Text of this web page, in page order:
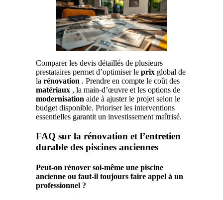
Comparer les devis détaillés de plusieurs
prestataires permet d’optimiser le prix global de
la rénovation . Prendre en compte le coût des
matériaux , la main-d’œuvre et les options de
modernisation aide à ajuster le projet selon le
budget disponible. Prioriser les interventions
essentielles garantit un investissement maîtrisé.
FAQ sur la rénovation et l’entretien
durable des piscines anciennes
Peut-on rénover soi-même une piscine
ancienne ou faut-il toujours faire appel à un
professionnel ?